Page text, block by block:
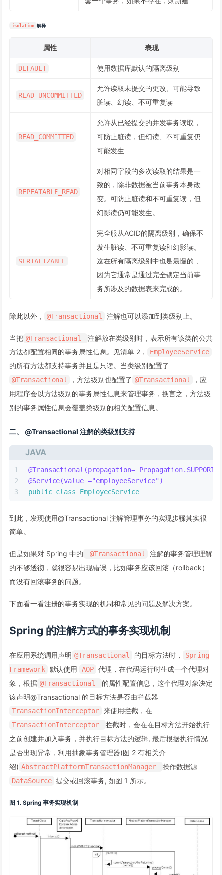
isolation 解释
属性 表现
DEFAULT 使用数据库默认的隔离级别
READ_UNCOMMITTED
允许读取未提交的更改。可能导致
脏读、幻读、不可重复读
READ_COMMITTED
允许从已经提交的并发事务读取，
可防止脏读，但幻读、不可重复仍
可能发生
REPEATABLE_READ
对相同字段的多次读取的结果是一
致的，除非数据被当前事务本身改
变。可防止脏读和不可重复读，但
幻影读仍可能发生。
SERIALIZABLE
完全服从ACID的隔离级别，确保不
发生脏读、不可重复读和幻影读。
这在所有隔离级别中也是最慢的，
因为它通常是通过完全锁定当前事
务所涉及的数据表来完成的。
除此以外， @Transactional 注解也可以添加到类级别上。
当把 @Transactional
注解放在类级别时，表示所有该类的公共
方法都配置相同的事务属性信息。见清单 2，
EmployeeService
的所有方法都支持事务并且是只读。当类级别配置了
@Transactional ，方法级别也配置了 @Transactional
，应
用程序会以方法级别的事务属性信息来管理事务，换言之，方法级
别的事务属性信息会覆盖类级别的相关配置信息。
二、 @Transactional 注解的类级别支持
JAVA
1
2
3
@Transactional(propagation=
@Service(value ="employeeService")
public class EmployeeService
到此，发现使用@Transactional 注解管理事务的实现步骤其实很
简单。
但是如果对 Spring 中的 @Transactional
注解的事务管理理解
的不够透彻，就很容易出现错误，比如事务应该回滚（rollback）
而没有回滚事务的问题。
下面看一看注册的事务实现的机制和常见的问题及解决方案。
Spring 的注解方式的事务实现机制
在应用系统调用声明 @Transactional 的目标方法时，
Spring
Framework 默认使用 AOP 代理，在代码运行时生成一个代理对
象，根据 @Transactional
的属性配置信息，这个代理对象决定
该声明@Transactional 的目标方法是否由拦截器
TransactionInterceptor 来使用拦截，在
TransactionInterceptor
拦截时，会在在目标方法开始执行
之前创建并加入事务，并执行目标方法的逻辑, 最后根据执行情况
是否出现异常，利用抽象事务管理器(图 2 有相关介
绍) AbstractPlatformTransactionManager 操作数据源
DataSource 提交或回滚事务, 如图 1 所示。
图 1. Spring 事务实现机制